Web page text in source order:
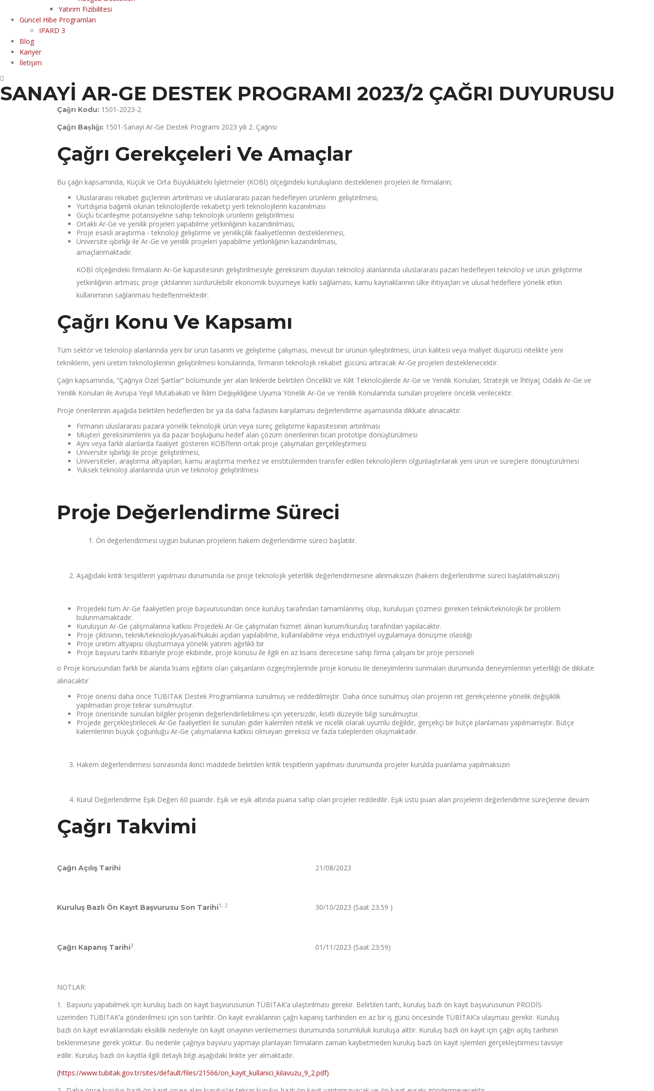
Yatırım Fizibilitesi
Güncel Hibe Programları
IPARD 3
Blog
Kariyer
İletişim
SANAYİ AR-GE DESTEK PROGRAMI 2023/2 ÇAĞRI DUYURUSU
Çağrı Kodu: 1501-2023-2
Çağrı Başlığı: 1501-Sanayi Ar-Ge Destek Programı 2023 yılı 2. Çağrısı
Çağrı Gerekçeleri Ve Amaçlar
Bu çağrı kapsamında, Küçük ve Orta Büyüklükteki İşletmeler (KOBİ) ölçeğindeki kuruluşların desteklenen projeleri ile firmaların;
Uluslararası rekabet güçlerinin artırılması ve uluslararası pazarı hedefleyen ürünlerin geliştirilmesi,
Yurtdışına bağımlı olunan teknolojilerde rekabetçi yerli teknolojilerin kazanılması
Güçlü ticarileşme potansiyeline sahip teknolojik ürünlerin geliştirilmesi
Ortaklı Ar-Ge ve yenilik projeleri yapabilme yetkinliğinin kazandırılması,
Proje esaslı araştırma ‐ teknoloji geliştirme ve yenilikçilik faaliyetlerinin desteklenmesi,
Üniversite işbirliği ile Ar-Ge ve yenilik projeleri yapabilme yetkinliğinin kazandırılması,
amaçlanmaktadır.
KOBİ ölçeğindeki firmaların Ar‐Ge kapasitesinin geliştirilmesiyle gereksinim duyulan teknoloji alanlarında uluslararası pazarı hedefleyen teknoloji ve ürün geliştirme
yetkinliğinin artması, proje çıktılarının sürdürülebilir ekonomik büyümeye katkı sağlaması, kamu kaynaklarının ülke ihtiyaçları ve ulusal hedeflere yönelik etkin
kullanımının sağlanması hedeflenmektedir.
Çağrı Konu Ve Kapsamı
Tüm sektör ve teknoloji alanlarında yeni bir ürün tasarım ve geliştirme çalışması, mevcut bir ürünün iyileştirilmesi, ürün kalitesi veya maliyet düşürücü nitelikte yeni
tekniklerin, yeni üretim teknolojilerinin geliştirilmesi konularında, firmanın teknolojik rekabet gücünü artıracak Ar-Ge projeleri desteklenecektir.
Çağrı kapsamında, “Çağrıya Özel Şartlar” bölümünde yer alan linklerde belirtilen Öncelikli ve Kilit Teknolojilerde Ar-Ge ve Yenilik Konuları, Stratejik ve İhtiyaç Odaklı Ar-Ge ve
Yenilik Konuları ile Avrupa Yeşil Mutabakatı ve İklim Değişikliğine Uyuma Yönelik Ar-Ge ve Yenilik Konularında sunulan projelere öncelik verilecektir.
Proje önerilerinin aşağıda belirtilen hedeflerden bir ya da daha fazlasını karşılaması değerlendirme aşamasında dikkate alınacaktır.
Firmanın uluslararası pazara yönelik teknolojik ürün veya süreç geliştirme kapasitesinin artırılması
Müşteri gereksinimlerini ya da pazar boşluğunu hedef alan çözüm önerilerinin ticari prototipe dönüştürülmesi
Aynı veya farklı alanlarda faaliyet gösteren KOBİ’lerin ortak proje çalışmaları gerçekleştirmesi
Üniversite işbirliği ile proje geliştirilmesi,
Üniversiteler, araştırma altyapıları, kamu araştırma merkez ve enstitülerinden transfer edilen teknolojilerin olgunlaştırılarak yeni ürün ve süreçlere dönüştürülmesi
Yüksek teknoloji alanlarında ürün ve teknoloji geliştirilmesi
Proje Değerlendirme Süreci
Ön değerlendirmesi uygun bulunan projelerin hakem değerlendirme süreci başlatılır.
Aşağıdaki kritik tespitlerin yapılması durumunda ise proje teknolojik yeterlilik değerlendirmesine alınmaksızın (hakem değerlendirme süreci başlatılmaksızın)
Projedeki tüm Ar-Ge faaliyetleri proje başvurusundan önce kuruluş tarafından tamamlanmış olup, kuruluşun çözmesi gereken teknik/teknolojik bir problem
bulunmamaktadır.
Kuruluşun Ar-Ge çalışmalarına katkısı Projedeki Ar-Ge çalışmaları hizmet alınan kurum/kuruluş tarafından yapılacaktır.
Proje çıktısının, teknik/teknolojik/yasal/hukuki açıdan yapılabilme, kullanılabilme veya endüstriyel uygulamaya dönüşme olasılığı
Proje üretim altyapısı oluşturmaya yönelik yatırım ağırlıklı bir
Proje başvuru tarihi itibariyle proje ekibinde, proje konusu ile ilgili en az lisans derecesine sahip firma çalışanı bir proje personeli
o Proje konusundan farklı bir alanda lisans eğitimi olan çalışanların özgeçmişlerinde proje konusu ile deneyimlerini sunmaları durumunda deneyimlerinin yeterliliği de dikkate
alınacaktır
Proje önerisi daha önce TÜBİTAK Destek Programlarına sunulmuş ve reddedilmiştir. Daha önce sunulmuş olan projenin ret gerekçelerine yönelik değişiklik
yapılmadan proje tekrar sunulmuştur.
Proje önerisinde sunulan bilgiler projenin değerlendirilebilmesi için yetersizdir, kısıtlı düzeyde bilgi sunulmuştur.
Projede gerçekleştirilecek Ar-Ge faaliyetleri ile sunulan gider kalemleri nitelik ve nicelik olarak uyumlu değildir, gerçekçi bir bütçe planlaması yapılmamıştır. Bütçe
kalemlerinin büyük çoğunluğu Ar-Ge çalışmalarına katkısı olmayan gereksiz ve fazla taleplerden oluşmaktadır.
Hakem değerlendirmesi sonrasında ikinci maddede belirtilen kritik tespitlerin yapılması durumunda projeler kurulda puanlama yapılmaksızın
Kurul Değerlendirme Eşik Değeri 60 puandır. Eşik ve eşik altında puana sahip olan projeler reddedilir. Eşik üstü puan alan projelerin değerlendirme süreçlerine devam
Çağrı Takvimi
Çağrı Açılış Tarihi 21/08/2023
Kuruluş Bazlı Ön Kayıt Başvurusu Son Tarihi1, 2 30/10/2023 (Saat 23.59 )
Çağrı Kapanış Tarihi3 01/11/2023 (Saat 23:59)
NOTLAR:
1. Başvuru yapabilmek için kuruluş bazlı ön kayıt başvurusunun TÜBİTAK’a ulaştırılması gerekir. Belirtilen tarih, kuruluş bazlı ön kayıt başvurusunun PRODİS
üzerinden TÜBİTAK’a gönderilmesi için son tarihtir. Ön kayıt evraklarının çağrı kapanış tarihinden en az bir iş günü öncesinde TÜBİTAK’a ulaşması gerekir. Kuruluş
bazlı ön kayıt evraklarındaki eksiklik nedeniyle ön kayıt onayının verilememesi durumunda sorumluluk kuruluşa aittir. Kuruluş bazlı ön kayıt için çağrı açılış tarihinin
beklenmesine gerek yoktur. Bu nedenle çağrıya başvuru yapmayı planlayan firmaların zaman kaybetmeden kuruluş bazlı ön kayıt işlemleri gerçekleştirmesi tavsiye
edilir. Kuruluş bazlı ön kayıtla ilgili detaylı bilgi aşağıdaki linkte yer almaktadır.
(https://www.tubitak.gov.tr/sites/default/files/21566/on_kayit_kullanici_kilavuzu_9_2.pdf)